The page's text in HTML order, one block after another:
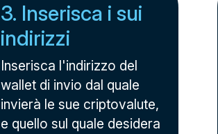
3. Inserisca i sui
indirizzi
Inserisca l'indirizzo del
wallet di invio dal quale
invierà le sue criptovalute,
e quello sul quale desidera